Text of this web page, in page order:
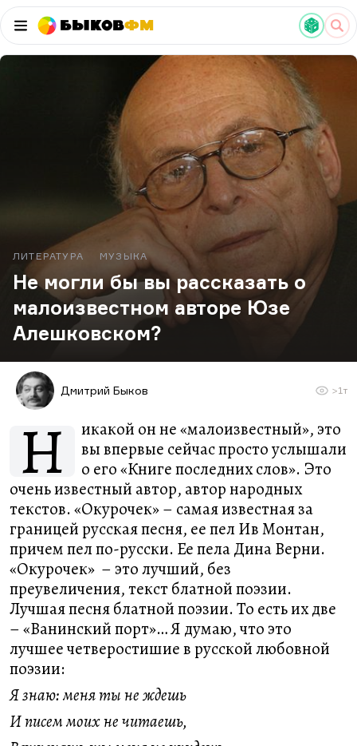
БыковФМ
ЛИТЕРАТУРА МУЗЫКА
Не могли бы вы рассказать о
малоизвестном авторе Юзе
Алешковском?
Дмитрий Быков >1т
Н
икакой он не «малоизвестный», это
вы впервые сейчас просто услышали
о его «Книге последних слов». Это
очень известный автор, автор народных
текстов. «Окурочек» – самая известная за
границей русская песня, ее пел Ив Монтан,
причем пел по-русски. Ее пела Дина Верни.
«Окурочек» – это лучший, без
преувеличения, текст блатной поэзии.
Лучшая песня блатной поэзии. То есть их две
– «Ванинский порт»… Я думаю, что это
лучшее четверостишие в русской любовной
поэзии:
Я знаю: меня ты не ждешь
И писем моих не читаешь,